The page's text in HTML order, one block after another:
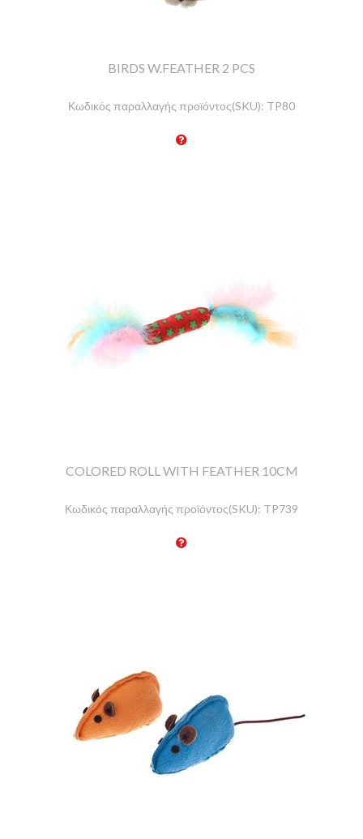
BIRDS W.FEATHER 2 PCS
Κωδικός παραλλαγής προϊόντος(SKU): TP80
COLORED ROLL WITH FEATHER 10CM
Κωδικός παραλλαγής προϊόντος(SKU): TP739